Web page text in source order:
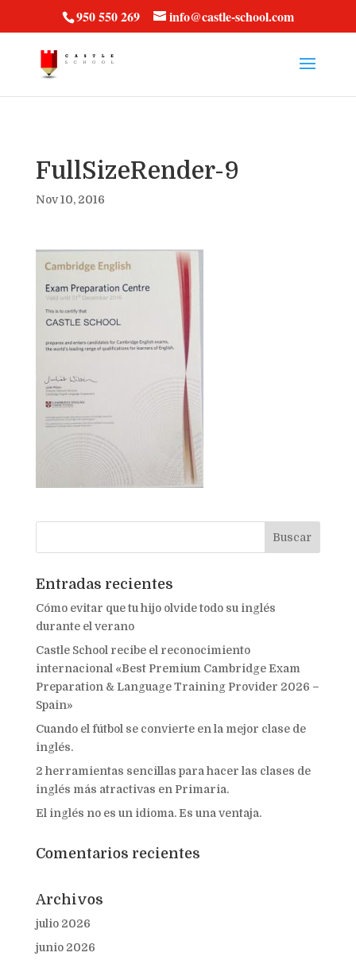
950 550 269 info@castle-school.com
FullSizeRender-9
Nov 10, 2016
Entradas recientes
Cómo evitar que tu hijo olvide todo su inglés
durante el verano
Castle School recibe el reconocimiento
internacional «Best Premium Cambridge Exam
Preparation & Language Training Provider 2026 –
Spain»
Cuando el fútbol se convierte en la mejor clase de
inglés.
2 herramientas sencillas para hacer las clases de
inglés más atractivas en Primaria.
El inglés no es un idioma. Es una ventaja.
Comentarios recientes
Archivos
julio 2026
junio 2026